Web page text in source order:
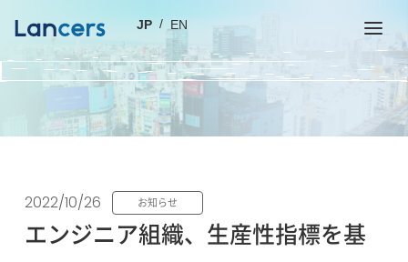
JP EN
2022/10/26 お知らせ
エンジニア組織、生産性指標を基